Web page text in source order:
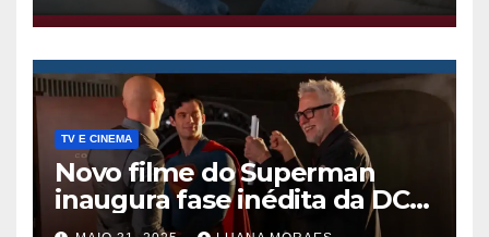
TV E CINEMA
Novo filme do Superman
inaugura fase inédita da DC
nos cinemas